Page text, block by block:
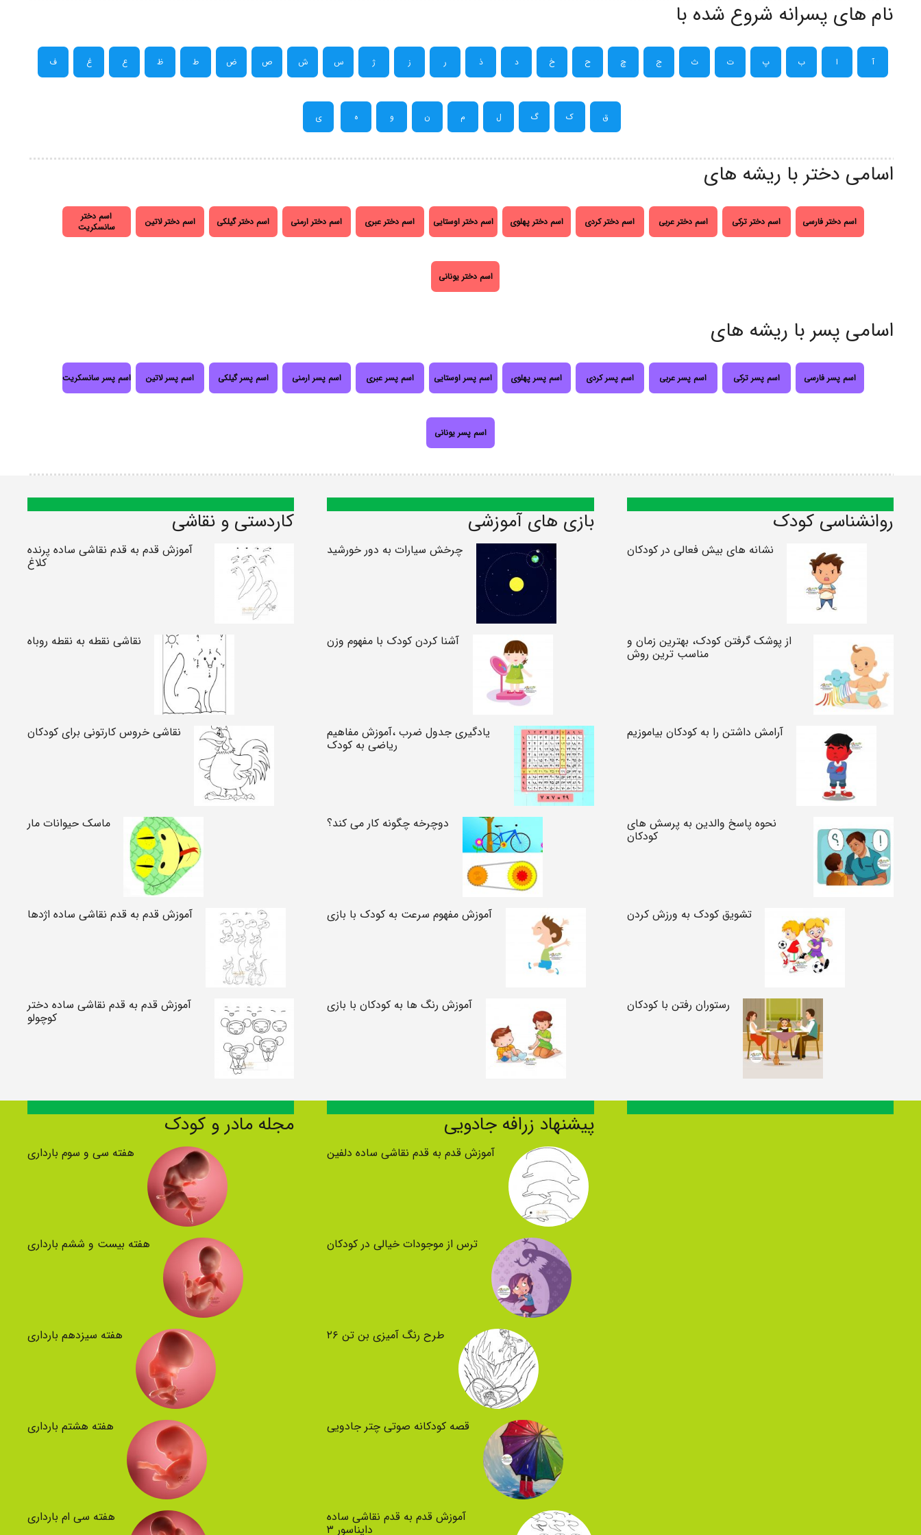
نام های پسرانه شروع شده با
آ ا ب پ ت ث ج چ ح خ د ذ ر ز ژ س ش ص ض ط ظ ع غ ف
ق ک گ ل م ن و ه ی
اسامی دختر با ریشه های
اسم دختر فارسی اسم دختر ترکی اسم دختر عربی اسم دختر کردی اسم دختر پهلوی اسم دختر اوستایی اسم دختر عبری اسم دختر ارمنی اسم دختر گیلکی اسم دختر لاتین
اسم دختر
سانسکریت
اسم دختر یونانی
اسامی پسر با ریشه های
اسم پسر فارسی اسم پسر ترکی اسم پسر عربی اسم پسر کردی اسم پسر پهلوی اسم پسر اوستایی اسم پسر عبری اسم پسر ارمنی اسم پسر گیلکی اسم پسر لاتین اسم پسر سانسکریت
اسم پسر یونانی
روانشناسی کودک
نشانه های بیش فعالی در کودکان
از پوشک گرفتن کودک، بهترین زمان و
مناسب ترین روش
آرامش داشتن را به کودکان بیاموزیم
نحوه پاسخ والدین به پرسش های
کودکان
تشویق کودک به ورزش کردن
رستوران رفتن با کودکان
بازی های آموزشی
چرخش سیارات به دور خورشید
آشنا کردن کودک با مفهوم وزن
یادگیری جدول ضرب ،آموزش مفاهیم
ریاضی به کودک
دوچرخه چگونه کار می کند؟
آموزش مفهوم سرعت به کودک با بازی
آموزش رنگ ها به کودکان با بازی
کاردستی و نقاشی
آموزش قدم به قدم نقاشی ساده پرنده
کلاغ
نقاشی نقطه به نقطه روباه
نقاشی خروس کارتونی برای کودکان
ماسک حیوانات مار
آموزش قدم به قدم نقاشی ساده اژدها
آموزش قدم به قدم نقاشی ساده دختر
کوچولو
پیشنهاد زرافه جادویی
آموزش قدم به قدم نقاشی ساده دلفین
ترس از موجودات خیالی در کودکان
طرح رنگ آمیزی بن تن ۲۶
قصه کودکانه صوتی چتر جادویی
آموزش قدم به قدم نقاشی ساده
دایناسور ۳
مجله مادر و کودک
هفته سی و سوم بارداری
هفته بیست و ششم بارداری
هفته سیزدهم بارداری
هفته هشتم بارداری
هفته سی ام بارداری